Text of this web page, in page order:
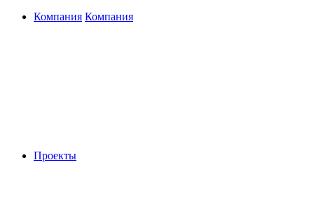
Компания Компания
Проекты